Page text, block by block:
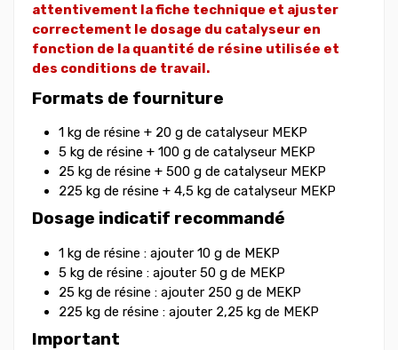
attentivement la fiche technique et ajuster
correctement le dosage du catalyseur en
fonction de la quantité de résine utilisée et
des conditions de travail.
Formats de fourniture
1 kg de résine + 20 g de catalyseur MEKP
5 kg de résine + 100 g de catalyseur MEKP
25 kg de résine + 500 g de catalyseur MEKP
225 kg de résine + 4,5 kg de catalyseur MEKP
Dosage indicatif recommandé
1 kg de résine : ajouter 10 g de MEKP
5 kg de résine : ajouter 50 g de MEKP
25 kg de résine : ajouter 250 g de MEKP
225 kg de résine : ajouter 2,25 kg de MEKP
Important